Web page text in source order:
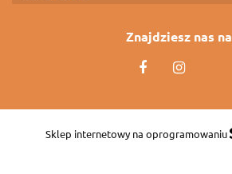
Znajdziesz nas na
Sklep internetowy na oprogramowaniu